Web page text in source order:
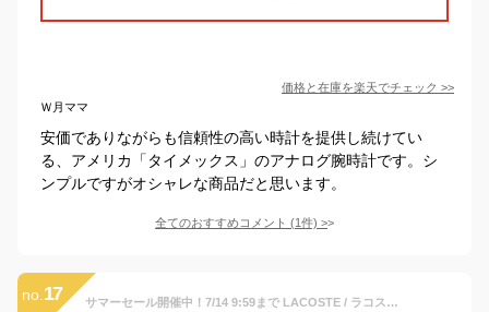
価格と在庫を楽天でチェック >>
Ｗ月ママ
安価でありながらも信頼性の高い時計を提供し続けてい
る、アメリカ「タイメックス」のアナログ腕時計です。シ
ンプルですがオシャレな商品だと思います。
全てのおすすめコメント (1件) >
no. 17 サマーセール開催中！7/14 9:59まで LACOSTE / ラコステ 2030015 Keith Haring キース・ヘリング 腕時計 ユニセックス レディース キッズ ボーイズ ラバー アナログ クオーツ スモール カーキ グリーン 【あす楽対応_東海】